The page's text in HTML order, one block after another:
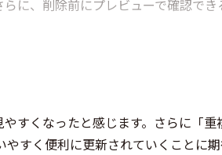
に、削除前にプレビューで確認でき
すくなったと感じます。さらに「
すく便利に更新されていくことに期